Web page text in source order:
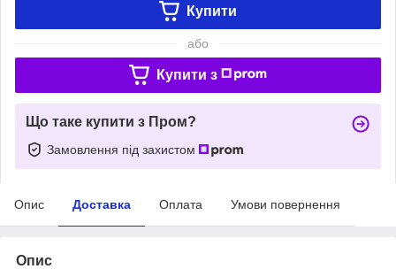
Купити
або
Купити з
Що таке купити з Пром?
Замовлення під захистом
Опис Доставка Оплата Умови повернення
Опис